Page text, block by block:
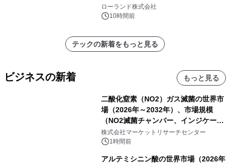
を展示しての 記念キャンペーンを開
催 英国ラジオ「NTS」の 特別プログ
アーティストを フィーチャーしたアニ
メーションを公開～
ローランド株式会社
10時間前
テックの新着をもっと見る
ビジネスの新着 もっと見る
二酸化窒素（NO2）ガス滅菌の世界市
場（2026年～2032年）、市場規模
（NO2滅菌チャンバー、インジケータ
ーおよびモニタリングシステム、その
他）・分析レポートを発表
株式会社マーケットリサーチセンター
1時間前
アルテミシニン酸の世界市場（2026年